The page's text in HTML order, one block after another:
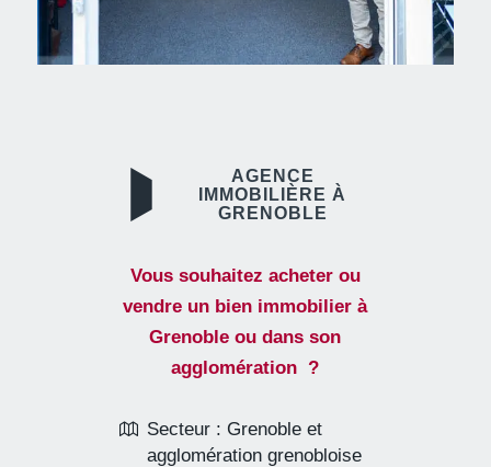
AGENCE
IMMOBILIÈRE À
GRENOBLE
Vous souhaitez acheter ou
vendre un bien immobilier à
Grenoble ou dans son
agglomération ?
Secteur : Grenoble et
agglomération grenobloise